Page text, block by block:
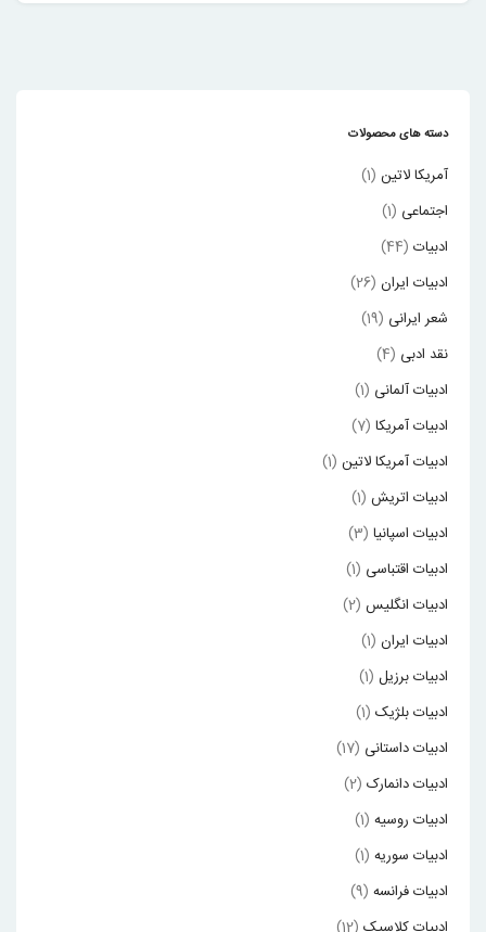
دسته های محصولات
آمریکا لاتین (1)
اجتماعی (1)
ادبیات (44)
ادبیات ایران (26)
شعر ایرانی (19)
نقد ادبی (4)
ادبیات آلمانی (1)
ادبیات آمریکا (7)
ادبیات آمریکا لاتین (1)
ادبیات اتریش (1)
ادبیات اسپانیا (3)
ادبیات اقتباسی (1)
ادبیات انگلیس (2)
ادبیات ایران (1)
ادبیات برزیل (1)
ادبیات بلژیک (1)
ادبیات داستانی (17)
ادبیات دانمارک (2)
ادبیات روسیه (1)
ادبیات سوریه (1)
ادبیات فرانسه (9)